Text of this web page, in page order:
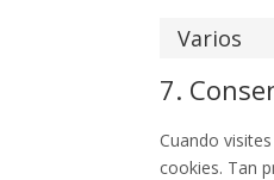
Varios
7.
Cuando
cookies. Tan